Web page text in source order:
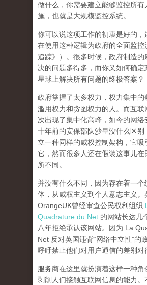
做什么，你需要建立能够监控所有
施，也就是大规模监控系统。
你可以说这项工作的初衷是好的，
在使用这种逻辑为政府的全面监控
追踪》）。 很多时候，政府制造的
决的问题多得多，而你又如何确定
星球上解决所有问题的终极答案？
政府掌握了太多权力，权力集中的
滥用权力和贪图权力的人。而互联
次出现了集中化高峰， 如今的网络
十年前的安保部队沙皇没什么区别
立一种同样的威权控制架构，它吸
它，然而很多人还在假装这事儿在
所不同。
并没有什么不同，因为存在着一个
体，从威权主义到个人意志主义。
OrangeUK曾经审查公民权利组织
Quadrature du Net 的网站长达几
八年拒绝承认该网站。因为 La
Net 反对英国违背“网络中立性”的
呼吁禁止他们对用户通信的差别对
服务商在这里就扮演着这样一种角
剥削人们接触互联网信息的能力。